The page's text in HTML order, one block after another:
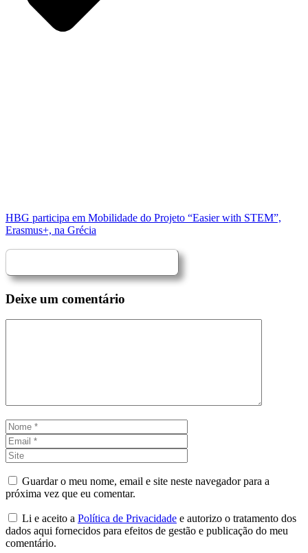
HBG participa em Mobilidade do Projeto “Easier with STEM”,
Erasmus+, na Grécia
Deixe um comentário
Nome
Guardar o meu nome, email e site neste navegador para a
próxima vez que eu comentar.
Li e aceito a Política de Privacidade e autorizo o tratamento dos
dados aqui fornecidos para efeitos de gestão e publicação do meu
comentário.